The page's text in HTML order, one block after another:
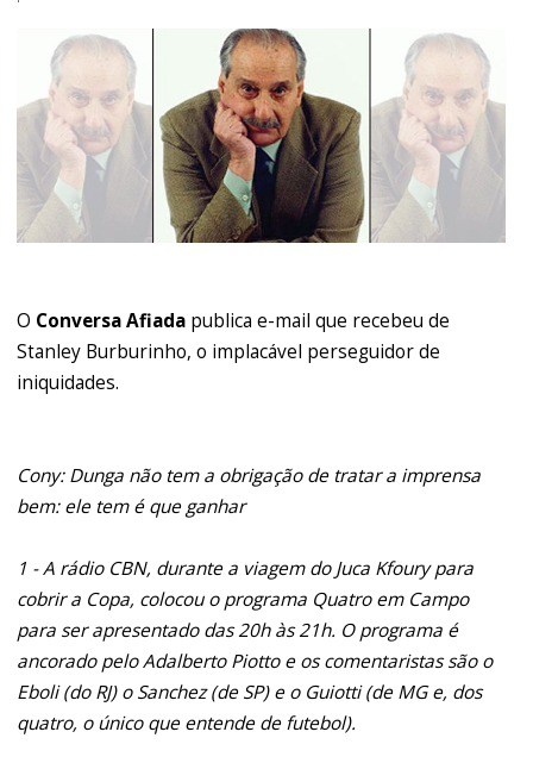
O Conversa Afiada publica e-mail que recebeu de
Stanley Burburinho, o implacável perseguidor de
iniquidades.
Cony: Dunga não tem a obrigação de tratar a imprensa
bem: ele tem é que ganhar
1 - A rádio CBN, durante a viagem do Juca Kfoury para
cobrir a Copa, colocou o programa Quatro em Campo
para ser apresentado das 20h às 21h. O programa é
ancorado pelo Adalberto Piotto e os comentaristas são o
Eboli (do RJ) o Sanchez (de SP) e o Guiotti (de MG e, dos
quatro, o único que entende de futebol).